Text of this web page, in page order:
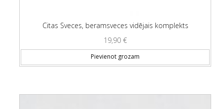
Citas Sveces, beramsveces vidējais komplekts
19,90 €
Pievienot grozam